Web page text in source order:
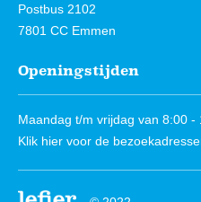
Postbus 2102
7801 CC Emmen
Openingstijden
Maandag t/m vrijdag van 8:00 -
Klik hier voor de